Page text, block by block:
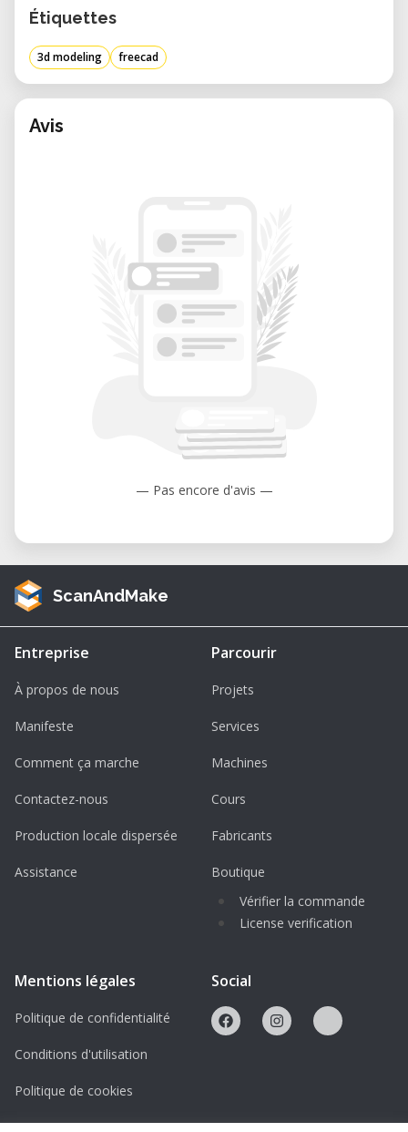
• Impression de votre première pièce sur les
imprimantes Prusa-mini+ du Fablab
Points forts de la formation :
• Utilisation de FreeCAD, un logiciel libre,
• Adultes, étudiants, débutants en 3D ou
• Créateurs, bricoleurs, artistes, ingénieurs,
• Apportez votre ordinateur portable (prêt
possible sur demande)
Inscription simplifiée :
inscrit·e dès l’envoi de votre mail, sauf
réponse indiquant que la session est
Étiquettes
3d modeling freecad
Avis
— Pas encore d'avis —
ScanAndMake
Entreprise
À propos de nous
Manifeste
Comment ça marche
Contactez-nous
Production locale dispersée
Assistance
Parcourir
Projets
Services
Machines
Cours
Fabricants
Boutique
Vérifier la commande
License verification
Mentions légales
Politique de confidentialité
Conditions d'utilisation
Politique de cookies
Licences
Social